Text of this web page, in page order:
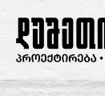
CONTENT